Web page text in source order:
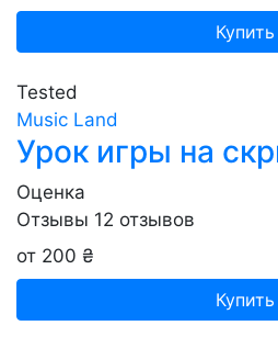
Купить
Tested
Music Land
Урок игры на
Оценка
Отзывы 12 отзывов
от 200 ₴
Купить